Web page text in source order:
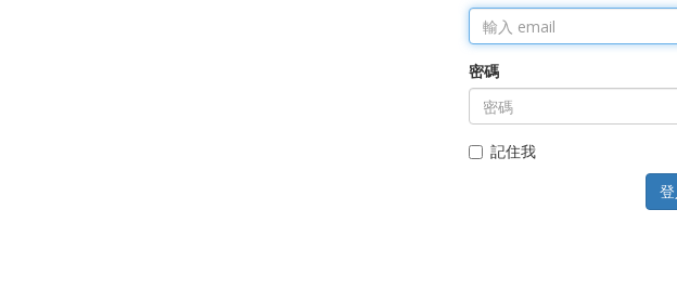
密碼
記住我